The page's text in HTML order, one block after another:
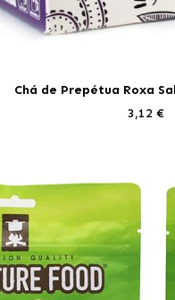
Chá de Prepétua Roxa
3,12 €